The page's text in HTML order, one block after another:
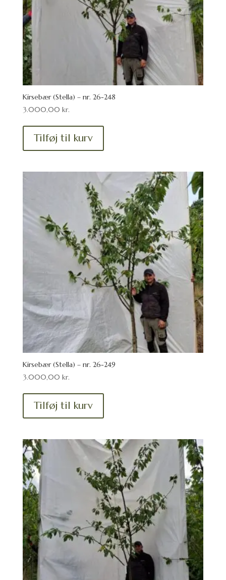
Kirsebær (Stella) – nr. 26-248
3.000,00 kr.
Tilføj til kurv
Kirsebær (Stella) – nr. 26-249
3.000,00 kr.
Tilføj til kurv